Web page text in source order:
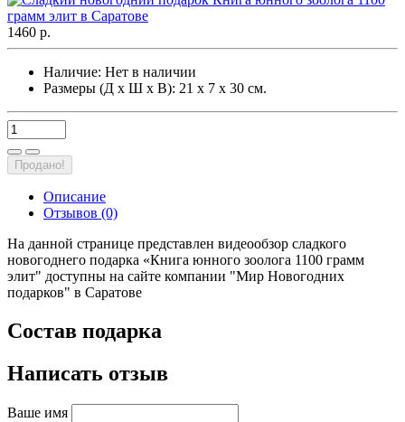
1460 р.
Наличие: Нет в наличии
Размеры (Д х Ш х В): 21 х 7 х 30 см.
Продано!
Описание
Отзывов (0)
На данной странице представлен видеообзор сладкого
новогоднего подарка «Книга юнного зоолога 1100 грамм
элит" доступны на сайте компании "Мир Новогодних
подарков" в Саратове
Состав подарка
Написать отзыв
Ваше имя